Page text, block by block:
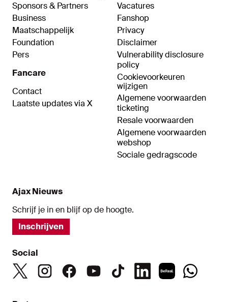
Sponsors & Partners
Business
Maatschappelijk
Foundation
Pers
Fancare
Contact
Laatste updates via X
Vacatures
Fanshop
Privacy
Disclaimer
Vulnerability disclosure
policy
Cookievoorkeuren
wijzigen
Algemene voorwaarden
ticketing
Resale voorwaarden
Algemene voorwaarden
webshop
Sociale gedragscode
Ajax Nieuws
Schrijf je in en blijf op de hoogte.
Inschrijven
Social